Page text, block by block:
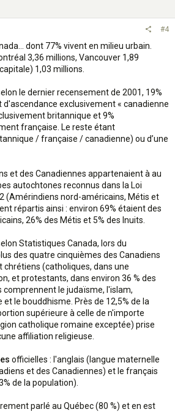
#4
dont 77% vivent en milieu urbain.
3,36 millions, Vancouver 1,89
1,03 millions.
le dernier recensement de 2001, 19%
d'ascendance exclusivement « canadienne
britannique et 9%
française. Le reste étant
/ française / canadienne) ou d’une
et des Canadiennes appartenaient à au
autochtones reconnus dans la Loi
(Amérindiens nord-américains, Métis et
répartis ainsi : environ 69% étaient des
26% des Métis et 5% des Inuits.
Statistiques Canada, lors du
des quatre cinquièmes des Canadiens
chrétiens (catholiques, dans une
et protestants, dans environ 36 % des
comprennent le judaïsme, l'islam,
et le bouddhisme. Près de 12,5% de la
supérieure à celle de n'importe
catholique romaine exceptée) prise
affiliation religieuse.
officielles : l'anglais (langue maternelle
et des Canadiennes) et le français
de la population).
parlé au Québec (80 %) et en est